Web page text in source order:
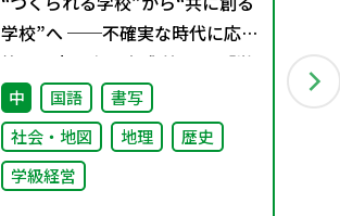
学校”へ ──不確実な時代に応
答する小津中の実践 第二回 「学
校のコンパス」生徒が創る学校
の最上位方針
中 国語
書写
社会・地図
地理
歴史
学級経営